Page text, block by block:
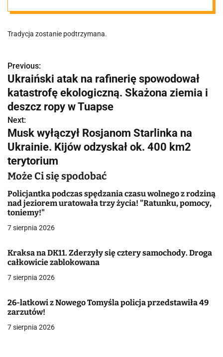
akcentem. Na
niebie pojawi
się myśliwiec F-
16 z
poznańskich
Krzesin
Tradycja zostanie podtrzymana.
N
a
w
i
g
a
c
j
a
p
i
u
Previous:
Ukraiński atak na rafinerię spowodował
katastrofę ekologiczną. Skażona ziemia i
deszcz ropy w Tuapse
Next:
Musk wyłączył Rosjanom Starlinka na
Ukrainie. Kijów odzyskał ok. 400 km2
terytorium
Może Ci się spodobać
Policjantka podczas spędzania czasu wolnego z rodziną
nad jeziorem uratowała trzy życia! "Ratunku, pomocy,
toniemy!"
7 sierpnia 2026
Kraksa na DK11. Zderzyły się cztery samochody. Droga
całkowicie zablokowana
7 sierpnia 2026
26-latkowi z Nowego Tomyśla policja przedstawiła 49
zarzutów!
7 sierpnia 2026